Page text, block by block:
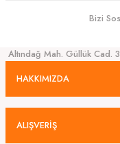
Bizi
Altındağ Mah. Güllük Cad.
HAKKIMIZDA
ALIŞVERİŞ